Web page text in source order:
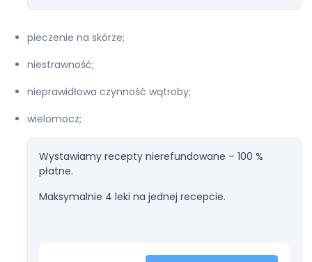
pieczenie na skórze;
niestrawność;
nieprawidłowa czynność wątroby;
wielomocz;
Wystawiamy recepty nierefundowane – 100 %
płatne.
Maksymalnie 4 leki na jednej recepcie.